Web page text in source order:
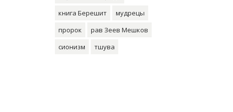
книга Берешит
мудрецы
пророк
рав Зеев Мешков
сионизм
тшува